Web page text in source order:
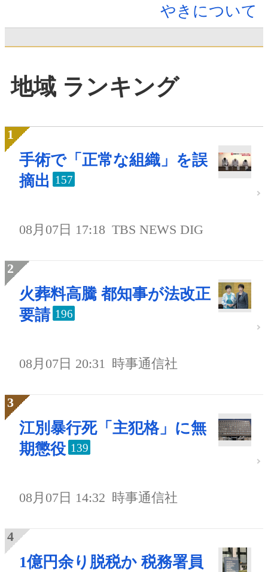
やきについて
地域 ランキング
手術で「正常な組織」を誤
摘出 157
08月07日 17:18 TBS NEWS DIG
火葬料高騰 都知事が法改正
要請 196
08月07日 20:31 時事通信社
江別暴行死「主犯格」に無
期懲役 139
08月07日 14:32 時事通信社
1億円余り脱税か 税務署員